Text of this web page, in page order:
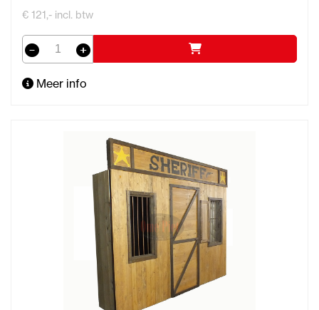
€ 121,- incl. btw
Meer info